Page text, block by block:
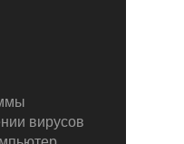
вирусов